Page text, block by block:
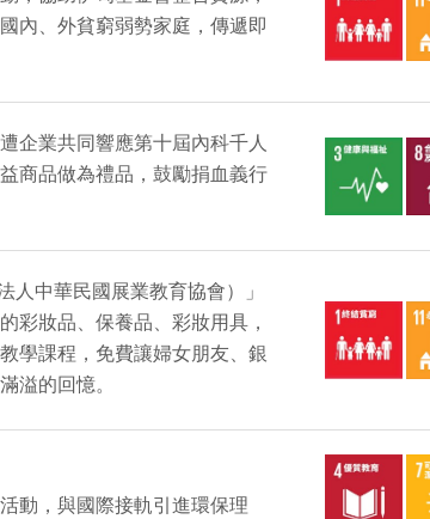
內、外貧窮弱勢家庭，傳遞即
企業共同響應第十屆內科千人
商品做為禮品，鼓勵捐血義行
中華民國展業教育協會）」
彩妝品、保養品、彩妝用具，
學課程，免費讓婦女朋友、銀
溢的回憶。
動，與國際接軌引進環保理